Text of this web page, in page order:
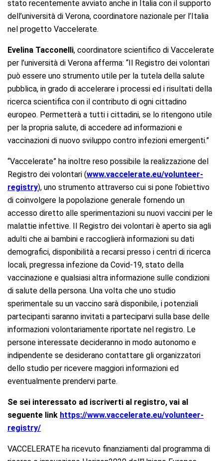
stato recentemente avviato anche in Italia con il supporto
dell’università di Verona, coordinatore nazionale per l’Italia
nel progetto Vaccelerate.
Evelina Tacconelli, coordinatore scientifico di Vaccelerate
per l’università di Verona afferma: “Il Registro dei volontari
può essere uno strumento utile per la tutela della salute
pubblica, in grado di accelerare i processi ed i risultati della
ricerca scientifica con il contributo di ogni cittadino
europeo. Permetterà a tutti i cittadini, se lo ritengono utile
per la propria salute, di accedere ad informazioni e
vaccinazioni di nuovo sviluppo contro infezioni emergenti.”
“Vaccelerate” ha inoltre reso possibile la realizzazione del
Registro dei volontari (www.vaccelerate.eu/volunteer-
registry), uno strumento attraverso cui si pone l’obiettivo
di coinvolgere la popolazione generale fornendo un
accesso diretto alle sperimentazioni su nuovi vaccini per le
malattie infettive. Il Registro dei volontari è aperto sia agli
adulti che ai bambini e raccoglierà informazioni su dati
demografici, disponibilità a recarsi presso i centri di ricerca
locali, pregressa infezione da Covid-19, stato della
vaccinazione e qualsiasi altra informazione sulle condizioni
di salute della persona. Una volta che uno studio
sperimentale su un vaccino sarà disponibile, i potenziali
partecipanti saranno invitati a parteciparvi sulla base delle
informazioni volontariamente riportate nel registro. Le
persone interessate decideranno in modo autonomo e
indipendente se desiderano contattare gli organizzatori
dello studio per ricevere maggiori informazioni ed
eventualmente prendervi parte.
Se sei interessato ad iscriverti al registro, vai al
seguente link https://www.vaccelerate.eu/volunteer-
registry/
VACCELERATE ha ricevuto finanziamenti dal programma di